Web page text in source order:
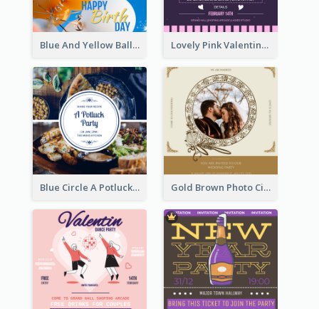
Blue And Yellow Balloon Birthday Party Invitation Lovely Pink Valentine Celebration Invitation Design Ideas
Blue Circle A Potluck Party Invitation Gold Brown Photo Circle Wedding Invitation